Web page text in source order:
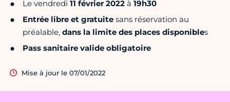
Le vendredi 11 février 2022 à 19h30
Entrée libre et gratuite sans réservation au
préalable, dans la limite des places disponibles
Pass sanitaire valide obligatoire
Mise à jour le 07/01/2022